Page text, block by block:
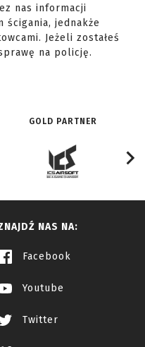
nas informacji
ścigania, jednakże
Jeżeli zostałeś
na policję.
GOLD PARTNER
NAS NA:
Facebook
Youtube
Twitter